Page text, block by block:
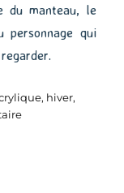
du manteau, le
personnage qui
, hiver,
sur